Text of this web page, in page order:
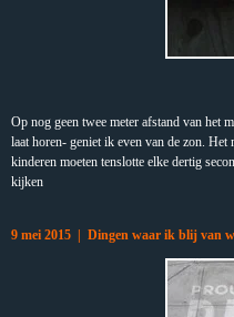
Op nog geen twee meter afstand van het
laat horen- geniet ik even van de zon. Het
kinderen moeten tenslotte elke dertig
kijken
9 mei 2015 | Dingen waar ik blij van